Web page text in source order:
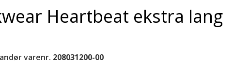
Heartbeat ekstra lang
varenr. 208031200-00